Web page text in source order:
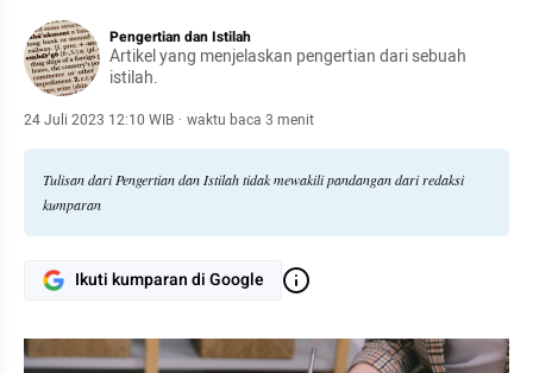
Pengertian dan Istilah
Artikel yang menjelaskan pengertian dari sebuah
istilah.
24 Juli 2023 12:10 WIB · waktu baca 3 menit
Tulisan dari Pengertian dan Istilah tidak mewakili pandangan dari redaksi
kumparan
Ikuti kumparan di Google